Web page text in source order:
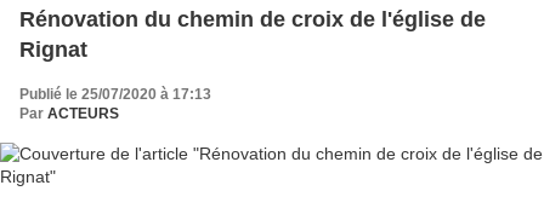
Rénovation du chemin de croix de l'église de
Rignat
Publié le 25/07/2020 à 17:13
Par ACTEURS